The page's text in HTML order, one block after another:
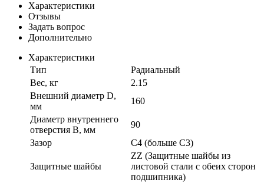
Характеристики
Отзывы
Задать вопрос
Дополнительно
Характеристики
Тип
Радиальный
Вес, кг
2.15
Внешний диаметр D,
мм
160
Диаметр внутреннего
отверстия B, мм
90
Зазор
C4 (больше С3)
Защитные шайбы
ZZ (Защитные шайбы из
листовой стали с обеих сторон
подшипника)